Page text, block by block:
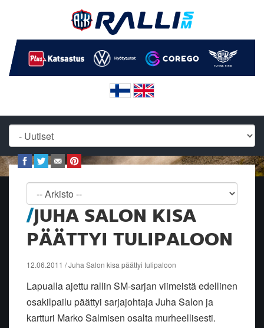
JUHA SALON KISA
PÄÄTTYI TULIPALOON
12.06.2011 / Juha Salon kisa päättyi tulipaloon
Lapualla ajettu rallin SM-sarjan viimeistä edellinen
osakilpailu päättyi sarjajohtaja Juha Salon ja
kartturi Marko Salmisen osalta murheellisesti.